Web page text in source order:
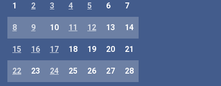
1 2 3 4 5 6 7
8 9 10 11 12 13 14
15 16 17 18 19 20 21
22 23 24 25 26 27 28